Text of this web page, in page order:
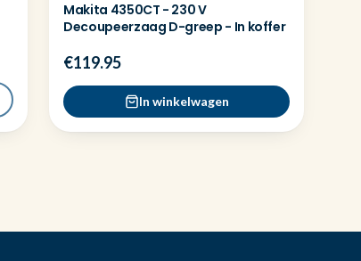
Makita 4350CT - 230 V
Decoupeerzaag D-greep - In koffer
€119.95
In winkelwagen